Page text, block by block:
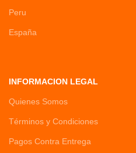
Peru
España
INFORMACION LEGAL
Quienes Somos
Términos y Condiciones
Pagos Contra Entrega